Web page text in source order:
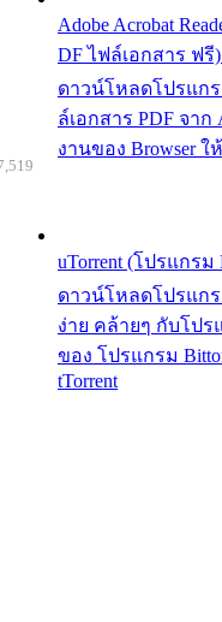
Adobe Acrobat
DF ไฟล์เอกสาร ฟรี)
ดาวน์โหลดโปรแกร
ล์เอกสาร PDF จา
งานของ Browser
uTorrent (โปรแกร
ดาวน์โหลดโปรแกร
ง่าย คล้ายๆ กับโป
ของ โปรแกรม
tTorrent